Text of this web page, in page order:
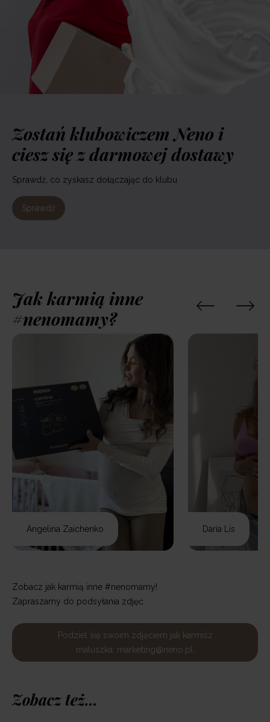
Zostań klubowiczem Neno i
ciesz się z darmowej dostawy
Sprawdź, co zyskasz dołączając do klubu
Sprawdź
Jak karmią inne
#nenomamy?
Angelina Zaichenko Daria Lis
Zobacz jak karmią inne #nenomamy!
Zapraszamy do podsyłania zdjęć
Podziel się swoim zdjęciem jak karmisz
maluszka: marketing@neno.pl.
Zobacz też...